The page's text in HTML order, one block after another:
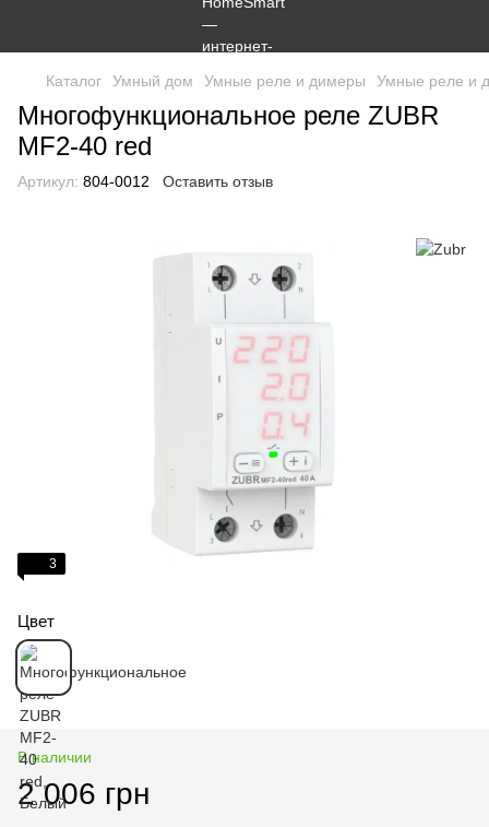
Каталог Умный дом Умные реле и димеры Умные реле и
Многофункциональное реле ZUBR
MF2-40 red
Артикул: 804-0012 Оставить отзыв
3
Цвет
В наличии
2 006 грн